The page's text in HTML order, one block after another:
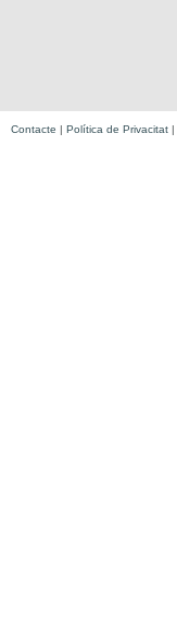
Contacte | Política de Privacitat |